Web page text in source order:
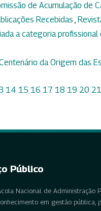
de Acumulação de
Recebidas ,
a categoria
da Origem das
14 15 16 17 18 19 20 21
Público
Nacional de Administração
em gestão pública,